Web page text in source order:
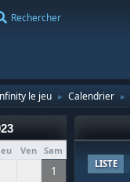
Rechercher
le jeu ► Calendrier ►
Ven Sam
1
LISTE